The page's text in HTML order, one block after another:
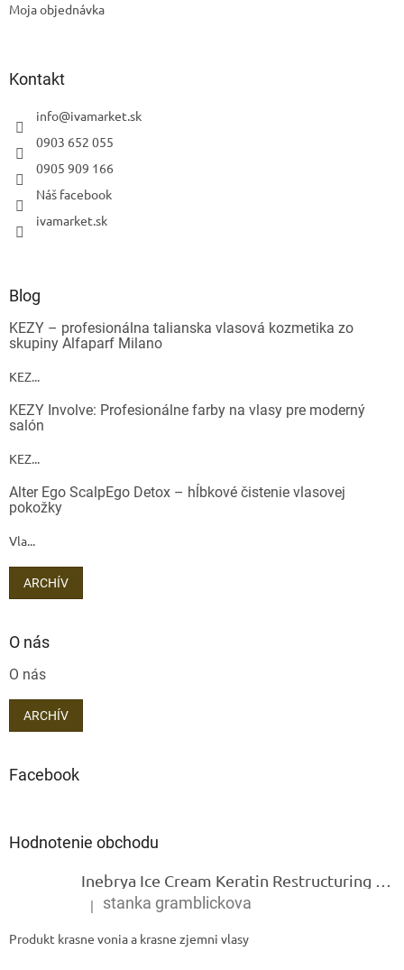
Moja objednávka
Kontakt
info@ivamarket.sk
0903 652 055
0905 909 166
Náš facebook
ivamarket.sk
Blog
KEZY – profesionálna talianska vlasová kozmetika zo
skupiny Alfaparf Milano
KEZ...
KEZY Involve: Profesionálne farby na vlasy pre moderný
salón
KEZ...
Alter Ego ScalpEgo Detox – hĺbkové čistenie vlasovej
pokožky
Vla...
ARCHÍV
O nás
O nás
ARCHÍV
Facebook
Hodnotenie obchodu
Inebrya Ice Cream Keratin Restructuring Mask – reštrukturalizačná maska s keratínom 1000 ml
Hodnotenie produktu je 5 z 5 hviezdičiek.
| stanka gramblickova
Produkt krasne vonia a krasne zjemni vlasy